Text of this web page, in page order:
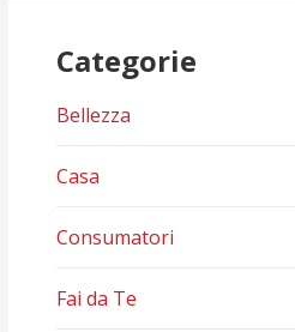
Categorie
Bellezza
Casa
Consumatori
Fai da Te